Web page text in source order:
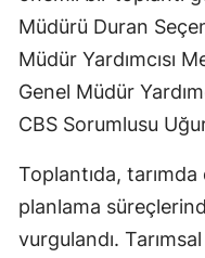
Müdürü Duran
Müdür Yardımcısı
Genel Müdür
CBS Sorumlusu Uğur
Toplantıda,
planlama
vurgulandı.